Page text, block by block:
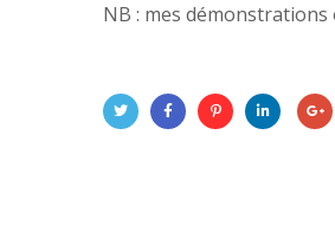
NB : mes